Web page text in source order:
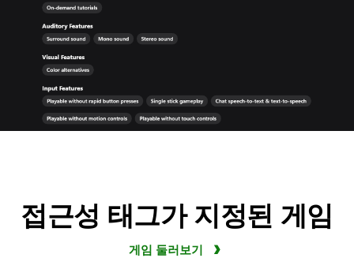
접근성 태그가 지정된 게임
게임 둘러보기